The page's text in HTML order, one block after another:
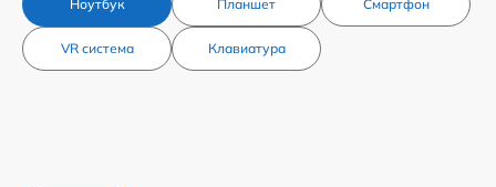
Ноутбук Планшет Смартфон
VR система Клавиатура